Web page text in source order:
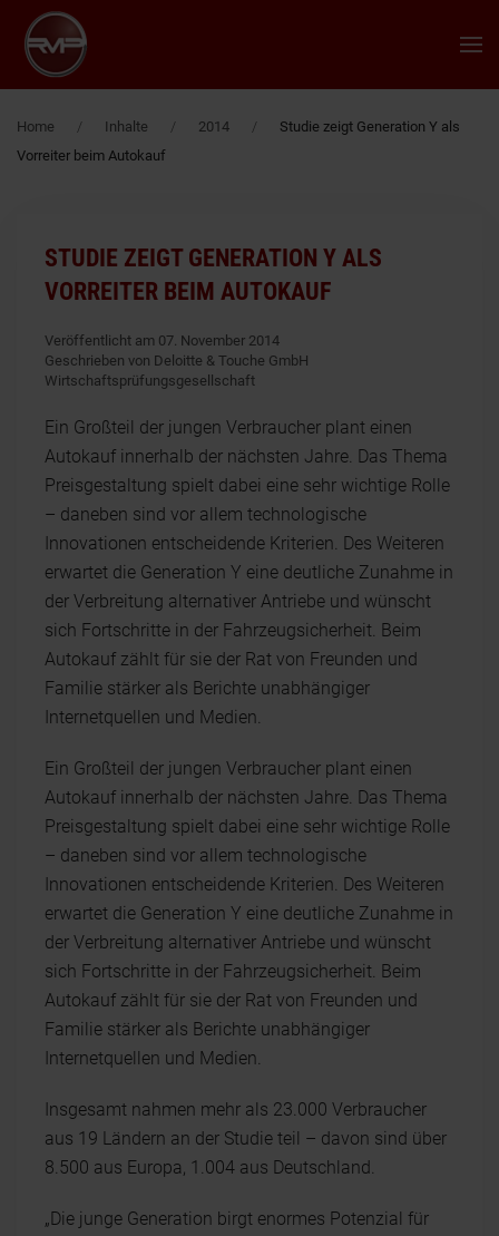
Zum Hauptinhalt springen
Home Inhalte 2014
Studie zeigt Generation Y als
Vorreiter beim Autokauf
STUDIE ZEIGT GENERATION Y ALS
VORREITER BEIM AUTOKAUF
Veröffentlicht am 07. November 2014
Geschrieben von Deloitte & Touche GmbH
Wirtschaftsprüfungsgesellschaft
Ein Großteil der jungen Verbraucher plant einen
Autokauf innerhalb der nächsten Jahre. Das Thema
Preisgestaltung spielt dabei eine sehr wichtige Rolle
– daneben sind vor allem technologische
Innovationen entscheidende Kriterien. Des Weiteren
erwartet die Generation Y eine deutliche Zunahme in
der Verbreitung alternativer Antriebe und wünscht
sich Fortschritte in der Fahrzeugsicherheit. Beim
Autokauf zählt für sie der Rat von Freunden und
Familie stärker als Berichte unabhängiger
Internetquellen und Medien.
Ein Großteil der jungen Verbraucher plant einen
Autokauf innerhalb der nächsten Jahre. Das Thema
Preisgestaltung spielt dabei eine sehr wichtige Rolle
– daneben sind vor allem technologische
Innovationen entscheidende Kriterien. Des Weiteren
erwartet die Generation Y eine deutliche Zunahme in
der Verbreitung alternativer Antriebe und wünscht
sich Fortschritte in der Fahrzeugsicherheit. Beim
Autokauf zählt für sie der Rat von Freunden und
Familie stärker als Berichte unabhängiger
Internetquellen und Medien.
Insgesamt nahmen mehr als 23.000 Verbraucher
aus 19 Ländern an der Studie teil – davon sind über
8.500 aus Europa, 1.004 aus Deutschland.
„Die junge Generation birgt enormes Potenzial für